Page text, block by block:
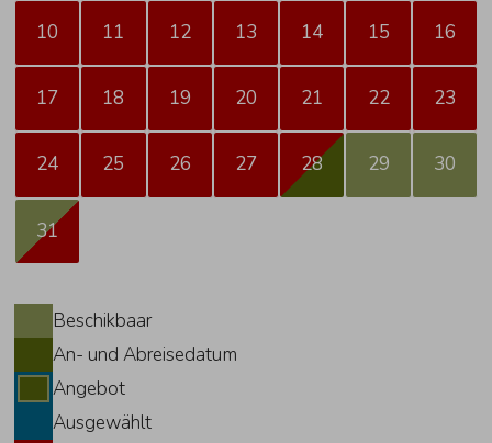
10 11 12 13 14 15 16
17 18 19 20 21 22 23
24 25 26 27 28 29 30
31
Beschikbaar
An- und Abreisedatum
Angebot
Ausgewählt